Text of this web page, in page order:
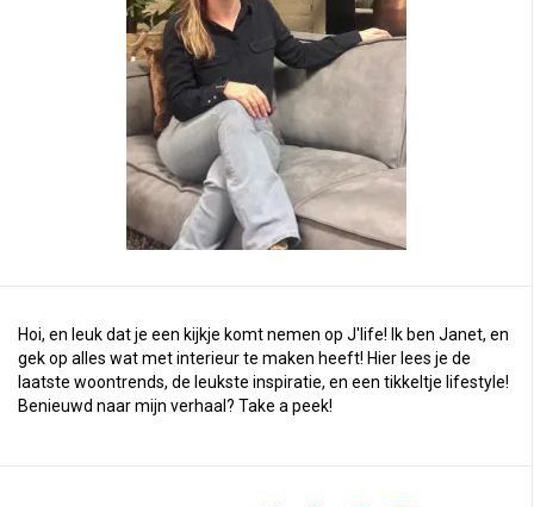
Hoi, en leuk dat je een kijkje komt nemen op J'life! Ik ben Janet, en
gek op alles wat met interieur te maken heeft! Hier lees je de
laatste woontrends, de leukste inspiratie, en een tikkeltje lifestyle!
Benieuwd naar mijn verhaal? Take a peek!